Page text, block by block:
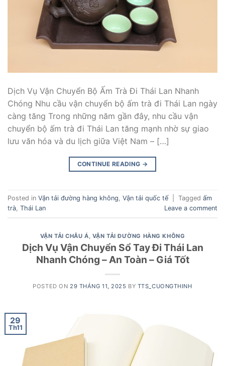
Dịch Vụ Vận Chuyển Bộ Ấm Trà Đi Thái Lan Nhanh
Chóng Nhu cầu vận chuyển bộ ấm trà đi Thái Lan ngày
càng tăng Trong những năm gần đây, nhu cầu vận
chuyển bộ ấm trà đi Thái Lan tăng mạnh nhờ sự giao
lưu văn hóa và du lịch giữa Việt Nam – […]
CONTINUE READING →
Posted in Vận tải đường hàng không, Vận tải quốc tế Tagged ấm
trà, Thái Lan Leave a comment
VẬN TẢI CHÂU Á VẬN TẢI ĐƯỜNG HÀNG KHÔNG
Dịch Vụ Vận Chuyển Sổ Tay Đi Thái Lan
Nhanh Chóng – An Toàn – Giá Tốt
POSTED ON 29 THÁNG 11, 2025 BY TTS_CUONGTHINH
29
Th11